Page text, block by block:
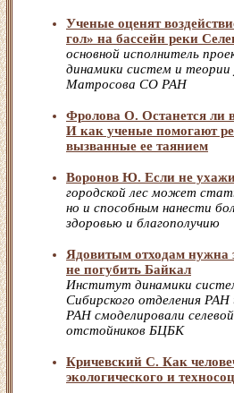
Ученые оценят
гол» на бассейн реки
основной исполнитель
динамики систем и
Матросова СО РАН
Фролова О. Останется ли
И как ученые помогают
вызванные ее таянием
Воронов Ю. Если не
городской лес может
но и способным нанести
здоровью и благополучию
Ядовитым отходам нужна
не погубить Байкал
Институт динамики
Сибирского отделения
РАН смоделировали
отстойников БЦБК
Кричевский С. Как
экологического и